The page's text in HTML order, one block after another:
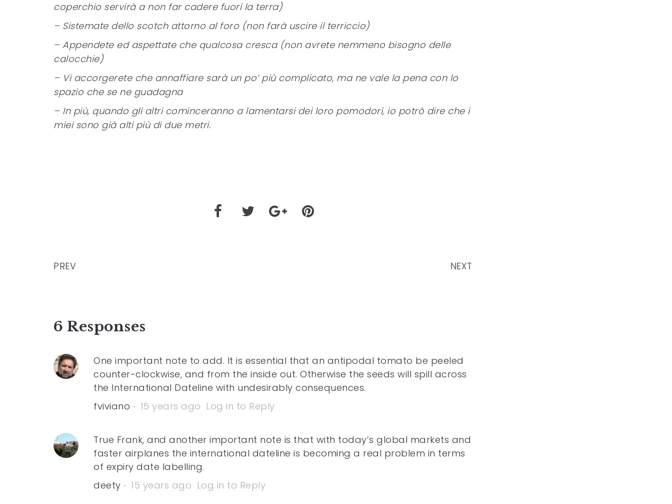
coperchio servirà a non far cadere fuori la terra)
– Sistemate dello scotch attorno al foro (non farà uscire il terriccio)
– Appendete ed aspettate che qualcosa cresca (non avrete nemmeno bisogno delle
calocchie)
– Vi accorgerete che annaffiare sarà un po’ più complicato, ma ne vale la pena con lo
spazio che se ne guadagna
– In più, quando gli altri cominceranno a lamentarsi dei loro pomodori, io potrò dire che i
miei sono già alti più di due metri.
PREV NEXT
6 Responses
One important note to add. It is essential that an antipodal tomato be peeled
counter-clockwise, and from the inside out. Otherwise the seeds will spill across
the International Dateline with undesirably consequences.
fviviano
15 years ago Log in to Reply
True Frank, and another important note is that with today’s global markets and
faster airplanes the international dateline is becoming a real problem in terms
of expiry date labelling.
deety
15 years ago Log in to Reply